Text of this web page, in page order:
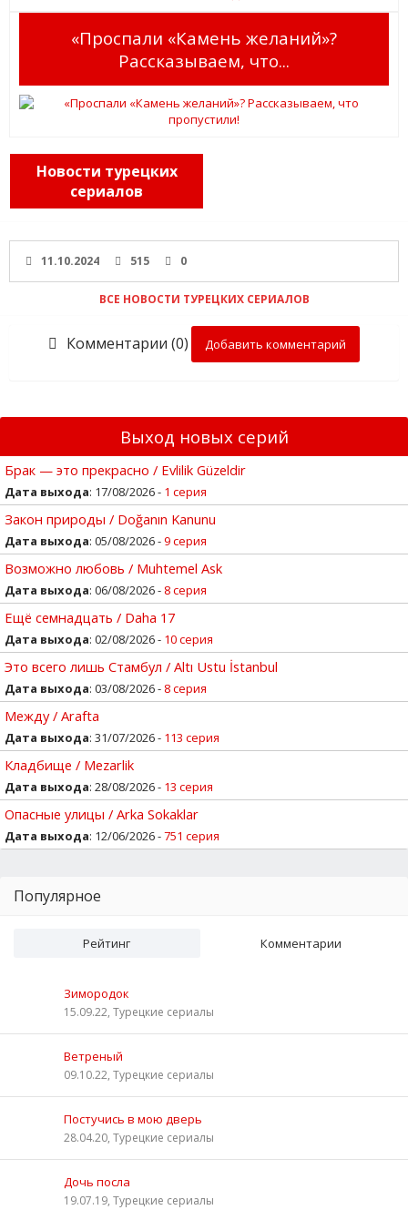
«Проспали «Камень желаний»?
Рассказываем, что...
Новости турецких
сериалов
11.10.2024 515 0
ВСЕ НОВОСТИ ТУРЕЦКИХ СЕРИАЛОВ
Комментарии (0) Добавить комментарий
Выход новых серий
Брак — это прекрасно / Evlilik Güzeldir
Дата выхода: 17/08/2026 - 1 серия
Закон природы / Doğanın Kanunu
Дата выхода: 05/08/2026 -9 серия
Возможно любовь / Muhtemel Ask
Дата выхода: 06/08/2026 - 8 серия
Ещё семнадцать / Daha 17
Дата выхода: 02/08/2026 - 10 серия
Это всего лишь Стамбул / Altı Ustu İstanbul
Дата выхода: 03/08/2026 - 8 серия
Между / Arafta
Дата выхода: 31/07/2026 - 113 серия
Кладбище / Mezarlik
Дата выхода: 28/08/2026 - 13 серия
Опасные улицы / Arka Sokaklar
Дата выхода: 12/06/2026 -751 серия
Популярное
Рейтинг Комментарии
Зимородок
15.09.22, Турецкие сериалы
Ветреный
09.10.22, Турецкие сериалы
Постучись в мою дверь
28.04.20, Турецкие сериалы
Дочь посла
19.07.19, Турецкие сериалы